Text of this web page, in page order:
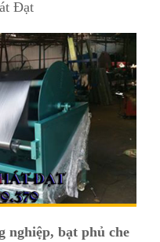
Đạt
nghiệp, bạt phủ che